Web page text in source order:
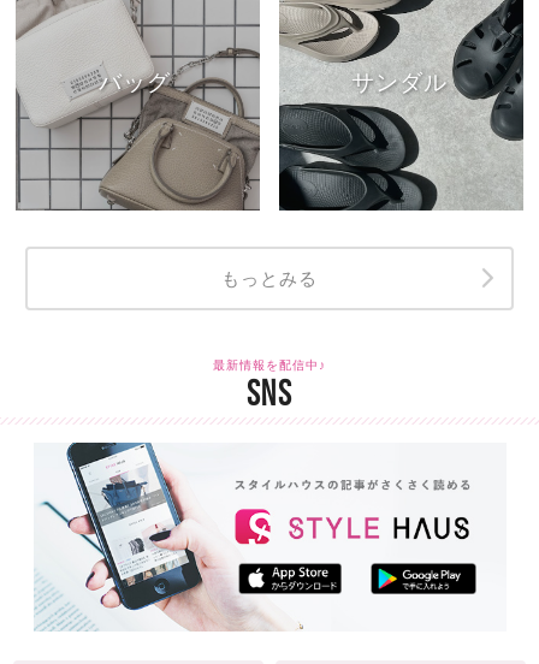
バッグ サンダル
もっとみる
最新情報を配信中♪
SNS